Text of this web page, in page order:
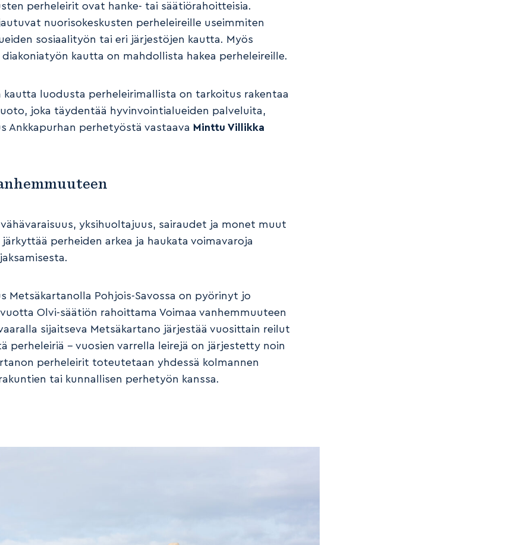
perheleirit ovat hanke- tai säätiörahoitteisia.
nuorisokeskusten perheleireille useimmiten
sosiaalityön tai eri järjestöjen kautta. Myös
kautta on mahdollista hakea perheleireille.
kautta luodusta perheleirimallista on tarkoitus rakentaa
joka täydentää hyvinvointialueiden palveluita,
Ankkapurhan perhetyöstä vastaava Minttu Villikka
yksihuoltajuus, sairaudet ja monet muut
perheiden arkea ja haukata voimavaroja
Metsäkartanolla Pohjois-Savossa on pyörinyt jo
Olvi-säätiön rahoittama Voimaa vanhemmuuteen
sijaitseva Metsäkartano järjestää vuosittain reilut
perheleiriä – vuosien varrella leirejä on järjestetty noin
perheleirit toteutetaan yhdessä kolmannen
tai kunnallisen perhetyön kanssa.